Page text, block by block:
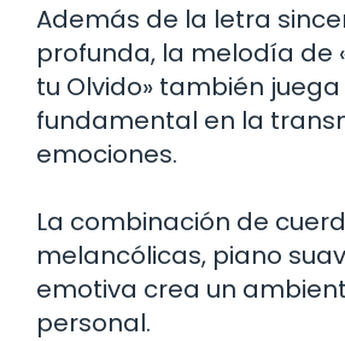
Además de la letra
profunda, la melodía de
tu Olvido» también
fundamental en la
emociones.
La combinación de
melancólicas, piano
emotiva crea un
personal.